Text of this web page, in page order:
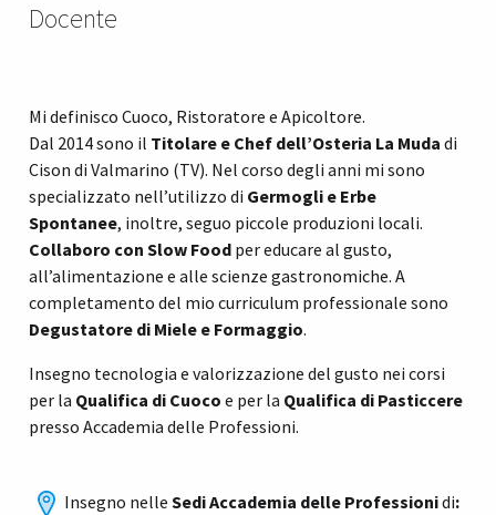
Docente
Mi definisco Cuoco, Ristoratore e Apicoltore.
Dal 2014 sono il Titolare e Chef dell’Osteria La Muda di
Cison di Valmarino (TV). Nel corso degli anni mi sono
specializzato nell’utilizzo di Germogli e Erbe
Spontanee, inoltre, seguo piccole produzioni locali.
Collaboro con Slow Food per educare al gusto,
all’alimentazione e alle scienze gastronomiche. A
completamento del mio curriculum professionale sono
Degustatore di Miele e Formaggio.
Insegno tecnologia e valorizzazione del gusto nei corsi
per la Qualifica di Cuoco e per la Qualifica di Pasticcere
presso Accademia delle Professioni.
Insegno nelle Sedi Accademia delle Professionidi: